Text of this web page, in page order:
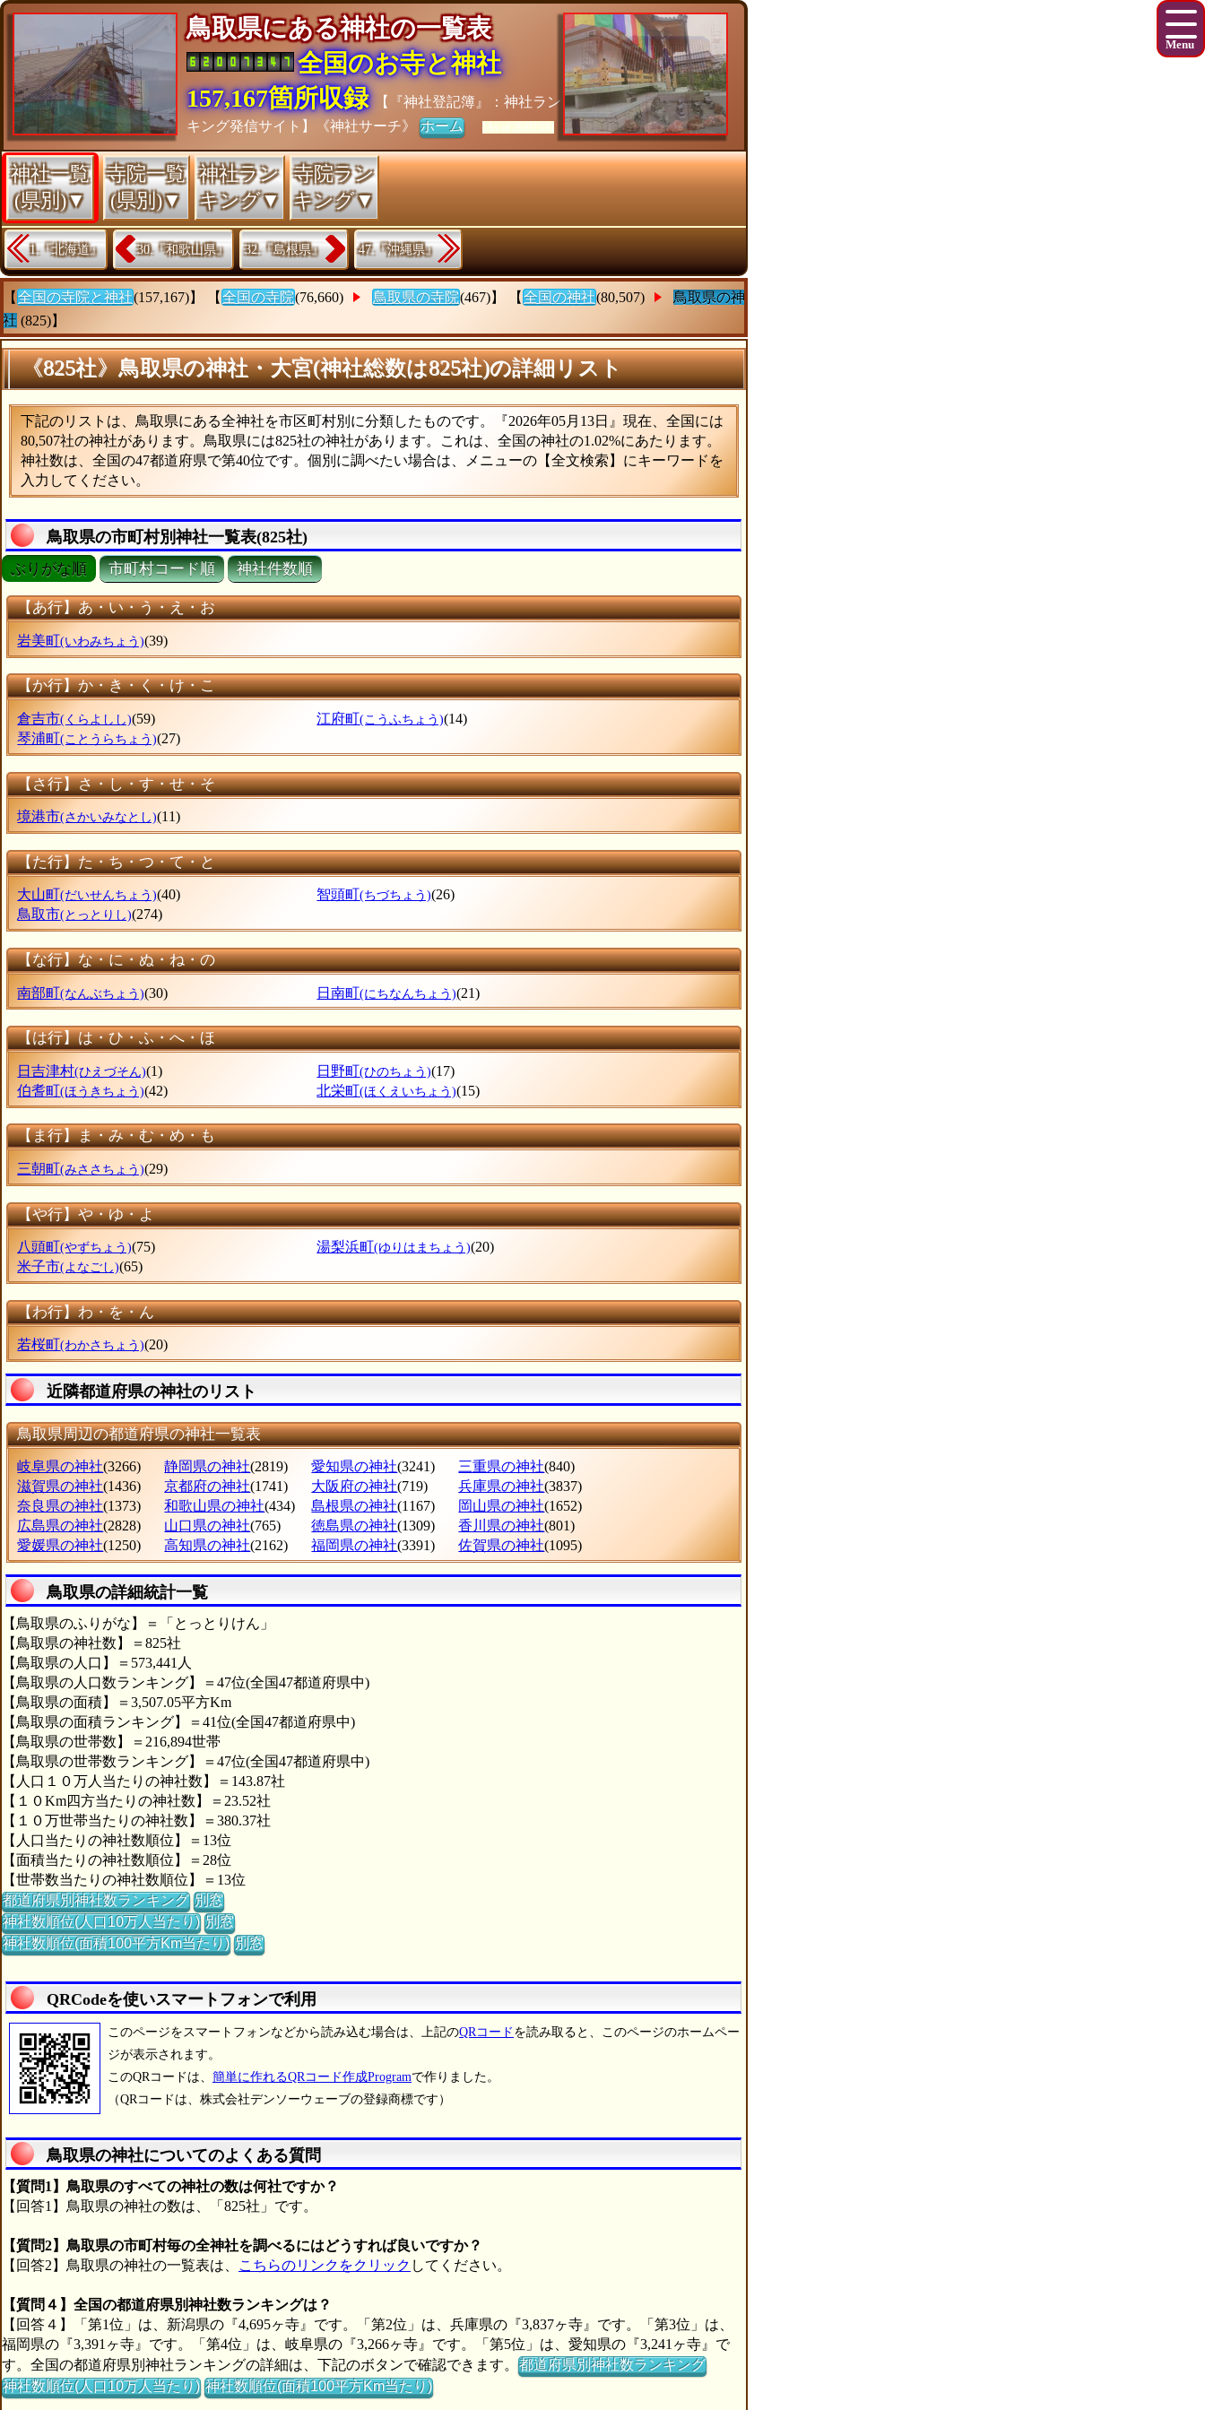
鳥取県にある神社の一覧表
全国のお寺と神社
157,167箇所収録
【『神社登記簿』：神社ラン
キング発信サイト】《神社サーチ》ホーム [As of 26/07/28]
神社一覧
(県別)▼
寺院一覧
(県別)▼
神社ラン
キング▼
寺院ラン
キング▼
1.『北海道』 30.『和歌山県』 32.『島根県』 47.『沖縄県』
【 全国の寺院と神社(157,167)】 【 全国の寺院(76,660) 鳥取県の寺院(467)】 【 全国の神社(80,507)
鳥取県の神
社 (825)】
《825社》鳥取県の神社・大宮(神社総数は825社)の詳細リスト
下記のリストは、鳥取県にある全神社を市区町村別に分類したものです。『2026年05月13日』現在、全国には
80,507社の神社があります。鳥取県には825社の神社があります。これは、全国の神社の1.02%にあたります。
神社数は、全国の47都道府県で第40位です。個別に調べたい場合は、メニューの【全文検索】にキーワードを
入力してください。
鳥取県の市町村別神社一覧表(825社)
ぶりがな順 市町村コード順 神社件数順
【あ行】あ・い・う・え・お
岩美町(いわみちょう)(39)
【か行】か・き・く・け・こ
倉吉市(くらよしし)(59) 江府町(こうふちょう)(14)
琴浦町(ことうらちょう)(27)
【さ行】さ・し・す・せ・そ
境港市(さかいみなとし)(11)
【た行】た・ち・つ・て・と
大山町(だいせんちょう)(40) 智頭町(ちづちょう)(26)
鳥取市(とっとりし)(274)
【な行】な・に・ぬ・ね・の
南部町(なんぶちょう)(30) 日南町(にちなんちょう)(21)
【は行】は・ひ・ふ・へ・ほ
日吉津村(ひえづそん)(1) 日野町(ひのちょう)(17)
伯耆町(ほうきちょう)(42) 北栄町(ほくえいちょう)(15)
【ま行】ま・み・む・め・も
三朝町(みささちょう)(29)
【や行】や・ゆ・よ
八頭町(やずちょう)(75) 湯梨浜町(ゆりはまちょう)(20)
米子市(よなごし)(65)
【わ行】わ・を・ん
若桜町(わかさちょう)(20)
近隣都道府県の神社のリスト
鳥取県周辺の都道府県の神社一覧表
岐阜県の神社(3266) 静岡県の神社(2819) 愛知県の神社(3241) 三重県の神社(840)
滋賀県の神社(1436) 京都府の神社(1741) 大阪府の神社(719) 兵庫県の神社(3837)
奈良県の神社(1373) 和歌山県の神社(434) 島根県の神社(1167) 岡山県の神社(1652)
広島県の神社(2828) 山口県の神社(765) 徳島県の神社(1309) 香川県の神社(801)
愛媛県の神社(1250) 高知県の神社(2162) 福岡県の神社(3391) 佐賀県の神社(1095)
鳥取県の詳細統計一覧
【鳥取県のふりがな】＝「とっとりけん」
【鳥取県の神社数】＝825社
【鳥取県の人口】＝573,441人
【鳥取県の人口数ランキング】＝47位(全国47都道府県中)
【鳥取県の面積】＝3,507.05平方Km
【鳥取県の面積ランキング】＝41位(全国47都道府県中)
【鳥取県の世帯数】＝216,894世帯
【鳥取県の世帯数ランキング】＝47位(全国47都道府県中)
【人口１０万人当たりの神社数】＝143.87社
【１０Km四方当たりの神社数】＝23.52社
【１０万世帯当たりの神社数】＝380.37社
【人口当たりの神社数順位】＝13位
【面積当たりの神社数順位】＝28位
【世帯数当たりの神社数順位】＝13位
都道府県別神社数ランキング 別窓
神社数順位(人口10万人当たり) 別窓
神社数順位(面積100平方Km当たり) 別窓
QRCodeを使いスマートフォンで利用
このページをスマートフォンなどから読み込む場合は、上記のQRコード を読み取ると、このページのホームペー
ジが表示されます。
このQRコードは、 簡単に作れるQRコード作成Programで作りました。
（QRコードは、株式会社デンソーウェーブの登録商標です）
鳥取県の神社についてのよくある質問
【質問1】鳥取県のすべての神社の数は何社ですか？
【回答1】鳥取県の神社の数は、「825社」です。
【質問2】鳥取県の市町村毎の全神社を調べるにはどうすれば良いですか？
【回答2】鳥取県の神社の一覧表は、
こちらのリンクをクリック してください。
【質問４】全国の都道府県別神社数ランキングは？
【回答４】「第1位」は、新潟県の『4,695ヶ寺』です。「第2位」は、兵庫県の『3,837ヶ寺』です。「第3位」は、
福岡県の『3,391ヶ寺』です。「第4位」は、岐阜県の『3,266ヶ寺』です。「第5位」は、愛知県の『3,241ヶ寺』で
す。全国の都道府県別神社ランキングの詳細は、下記のボタンで確認できます。都道府県別神社数ランキング
神社数順位(人口10万人当たり) 神社数順位(面積100平方Km当たり)